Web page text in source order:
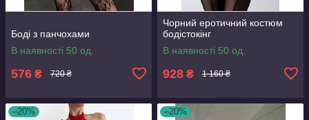
Боді з панчохами
В наявності 50 од.
576 ₴ 720 ₴
Чорний еротичний костюм
бодістокінг
В наявності 50 од.
928 ₴ 1 160 ₴
–20% –20%